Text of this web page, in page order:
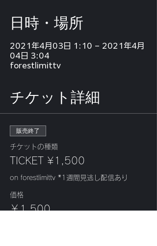
日時・場所
2021年4月03日 1:10 – 2021年4月
04日 3:04
forestlimittv
チケット詳細
販売終了
チケットの種類
TICKET ¥1,500
on forestlimittv *1週間見逃し配信あり
価格
￥1,500